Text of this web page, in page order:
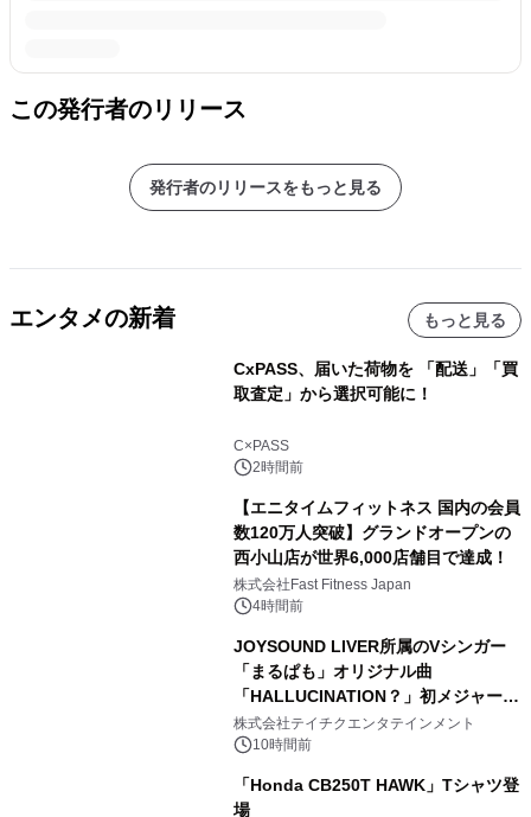
この発行者のリリース
発行者のリリースをもっと見る
エンタメの新着 もっと見る
CxPASS、届いた荷物を 「配送」「買
取査定」から選択可能に！
C×PASS
2時間前
【エニタイムフィットネス 国内の会員
数120万人突破】グランドオープンの
西小山店が世界6,000店舗目で達成！
株式会社Fast Fitness Japan
4時間前
JOYSOUND LIVER所属のVシンガー
「まるぱも」オリジナル曲
「HALLUCINATION？」初メジャー配
信リリース決定！
株式会社テイチクエンタテインメント
10時間前
「Honda CB250T HAWK」Tシャツ登
場